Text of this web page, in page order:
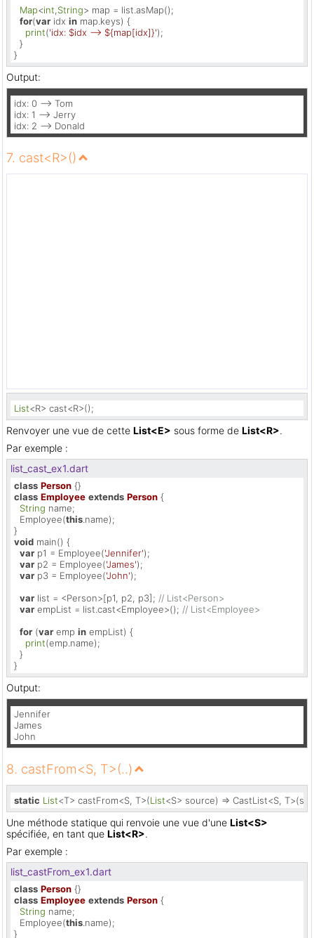
Map<int,String> map = list.asMap();
for(var idx in map.keys) {
print('idx: $idx --> ${map[idx]}');
  }
}
Output:
idx: 0 --> Tom
idx: 1 --> Jerry
idx: 2 --> Donald
7. cast<R>()
List<R> cast<R>();
Renvoyer une vue de cette List<E> sous forme de List<R>.
Par exemple :
list_cast_ex1.dart
class Person
class Employee extends Person {
String name;
  Employee(
this.name);
void main() {
var p1 = Employee('Jennifer');
var p2 = Employee('James');
var p3 = Employee('John');
var list = <Person>[p1, p2, p3]; // List<Person>
var empList = list.cast<Employee>(); // List<Employee>
for (var emp in empList) {
print(emp.name);
  }
}
Output:
Jennifer
James
John
8. castFrom<S, T>(..)
static List<T> castFrom<S, T>(List<S> source) => CastList<S,
Une méthode statique qui renvoie une vue d'une List<S>
spécifiée, en tant que List<R>.
Par exemple :
list_castFrom_ex1.dart
class Person
class Employee extends Person {
String name;
  Employee(
this .name);